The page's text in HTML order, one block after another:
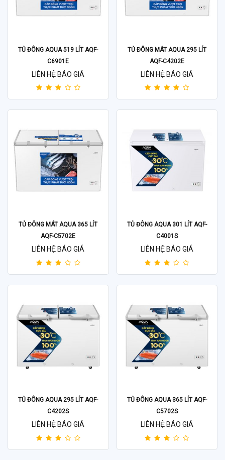
TỦ ĐÔNG AQUA 519 LÍT AQF-
C6901E
LIÊN HỆ BÁO GIÁ
TỦ ĐÔNG MÁT AQUA 295 LÍT
AQF-C4202E
LIÊN HỆ BÁO GIÁ
TỦ ĐÔNG MÁT AQUA 365 LÍT
AQF-C5702E
LIÊN HỆ BÁO GIÁ
TỦ ĐÔNG AQUA 301 LÍT AQF-
C4001S
LIÊN HỆ BÁO GIÁ
TỦ ĐÔNG AQUA 295 LÍT AQF-
C4202S
LIÊN HỆ BÁO GIÁ
TỦ ĐÔNG AQUA 365 LÍT AQF-
C5702S
LIÊN HỆ BÁO GIÁ